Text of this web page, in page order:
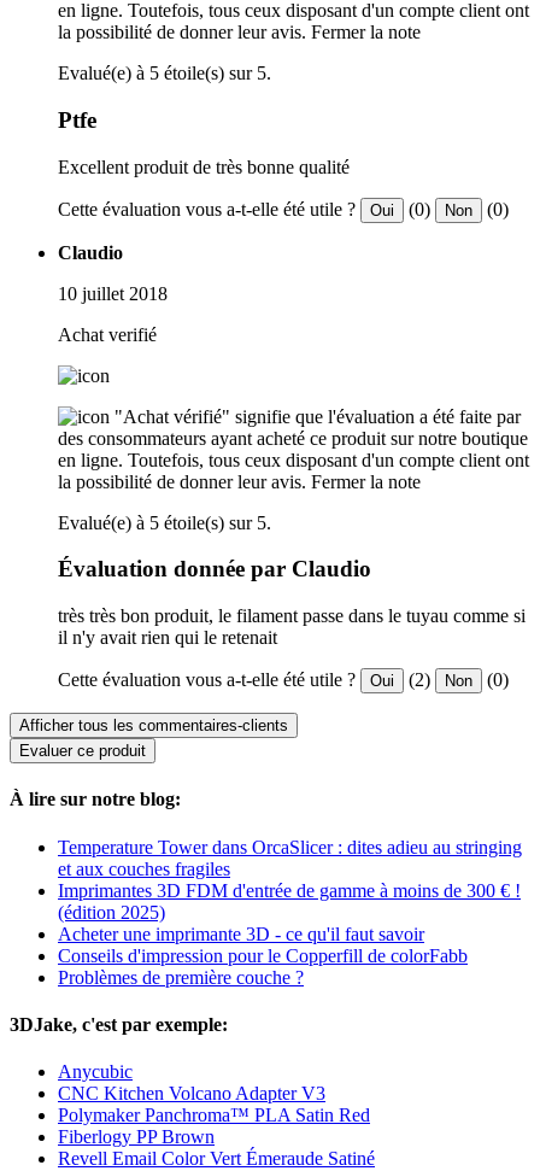
en ligne. Toutefois, tous ceux disposant d'un compte client ont
la possibilité de donner leur avis. Fermer la note
Evalué(e) à 5 étoile(s) sur 5.
Ptfe
Excellent produit de très bonne qualité
Cette évaluation vous a-t-elle été utile ? Oui (0) Non (0)
Claudio
10 juillet 2018
Achat verifié
"Achat vérifié" signifie que l'évaluation a été faite par
des consommateurs ayant acheté ce produit sur notre boutique
en ligne. Toutefois, tous ceux disposant d'un compte client ont
la possibilité de donner leur avis. Fermer la note
Evalué(e) à 5 étoile(s) sur 5.
Évaluation donnée par Claudio
très très bon produit, le filament passe dans le tuyau comme si
il n'y avait rien qui le retenait
Cette évaluation vous a-t-elle été utile ? Oui (2) Non (0)
Afficher tous les commentaires-clients
Evaluer ce produit
À lire sur notre blog:
Temperature Tower dans OrcaSlicer : dites adieu au stringing
et aux couches fragiles
Imprimantes 3D FDM d'entrée de gamme à moins de 300 € !
(édition 2025)
Acheter une imprimante 3D - ce qu'il faut savoir
Conseils d'impression pour le Copperfill de colorFabb
Problèmes de première couche ?
3DJake, c'est par exemple:
Anycubic
CNC Kitchen Volcano Adapter V3
Polymaker Panchroma™ PLA Satin Red
Fiberlogy PP Brown
Revell Email Color Vert Émeraude Satiné